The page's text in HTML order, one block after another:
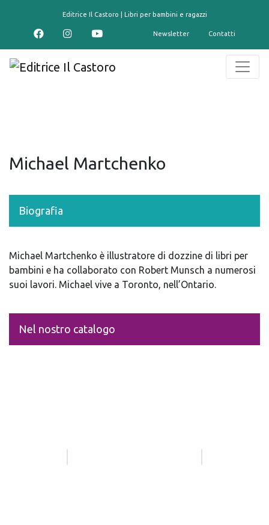
Editrice Il Castoro | Libri per bambini e ragazzi
Newsletter Contatti
Michael Martchenko
Biografia
Michael Martchenko è illustratore di dozzine di libri per
bambini e ha collaborato con Robert Munsch a numerosi
suoi lavori. Michael vive a Toronto, nell’Ontario.
Nel nostro catalogo